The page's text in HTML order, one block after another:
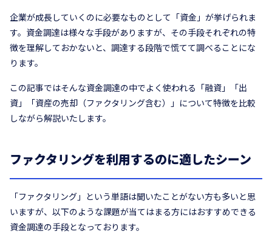
企業が成長していくのに必要なものとして「資金」が挙げられま
す。資金調達は様々な手段がありますが、その手段それぞれの特
徴を理解しておかないと、調達する段階で慌てて調べることにな
ります。
この記事ではそんな資金調達の中でよく使われる「融資」「出
資」「資産の売却（ファクタリング含む）」について特徴を比較
しながら解説いたします。
ファクタリングを利用するのに適したシーン
「ファクタリング」という単語は聞いたことがない方も多いと思
いますが、以下のような課題が当てはまる方にはおすすめできる
資金調達の手段となっております。